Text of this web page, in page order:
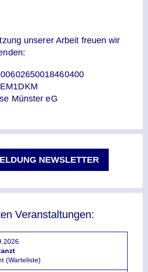
unserer Arbeit freuen wir
Münster eG
NEWSLETTER
Veranstaltungen:
(Warteliste)